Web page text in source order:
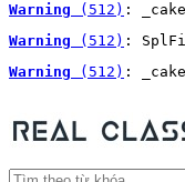
Warning (512) :
Warning (512) :
Warning (512) :